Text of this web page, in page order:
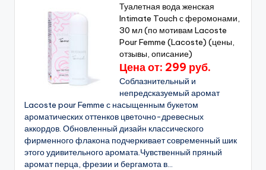
Туалетная вода женская
Intimate Touch с феромонами,
30 мл (по мотивам Lacoste
Pour Femme (Lacoste) (цены,
отзывы, описание)
Цена от: 299 руб.
Соблазнительный и
непредсказуемый аромат
Lacoste pour Femme с насыщенным букетом
ароматических оттенков цветочно-древесных
аккордов. Обновленный дизайн классического
фирменного флакона подчеркивает современный шик
этого удивительного аромата.Чувственный пряный
аромат перца, фрезии и бергамота в...